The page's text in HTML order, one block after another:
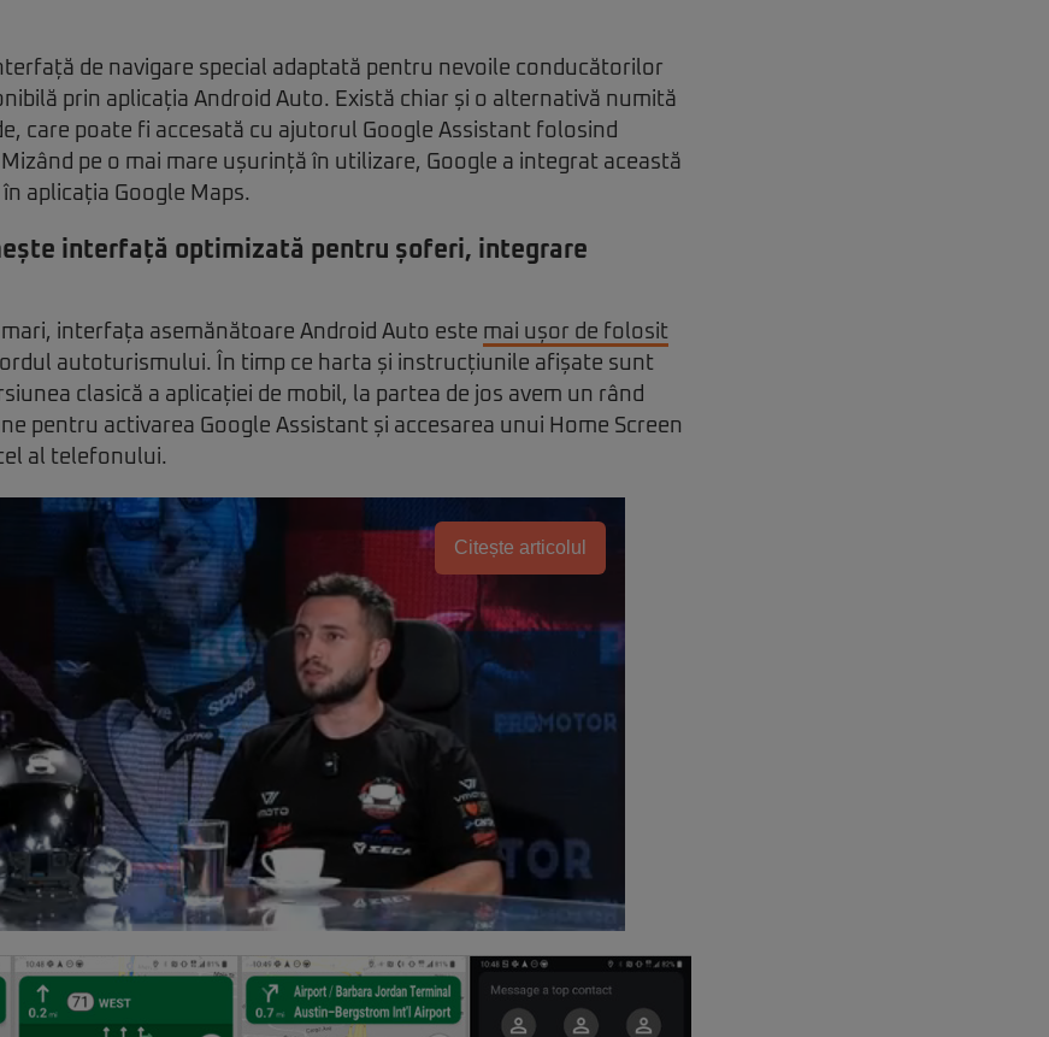
de navigare special adaptată pentru nevoile conducătorilor
prin aplicația Android Auto. Există chiar și o alternativă numită
care poate fi accesată cu ajutorul Google Assistant folosind
Mizând pe o mai mare ușurință în utilizare, Google a integrat această
aplicația Google Maps.
interfață optimizată pentru șoferi, integrare
interfața asemănătoare Android Auto este mai ușor de folosit
autoturismului. În timp ce harta și instrucțiunile afișate sunt
clasică a aplicației de mobil, la partea de jos avem un rând
pentru activarea Google Assistant și accesarea unui Home Screen
al telefonului.
Citește articolul